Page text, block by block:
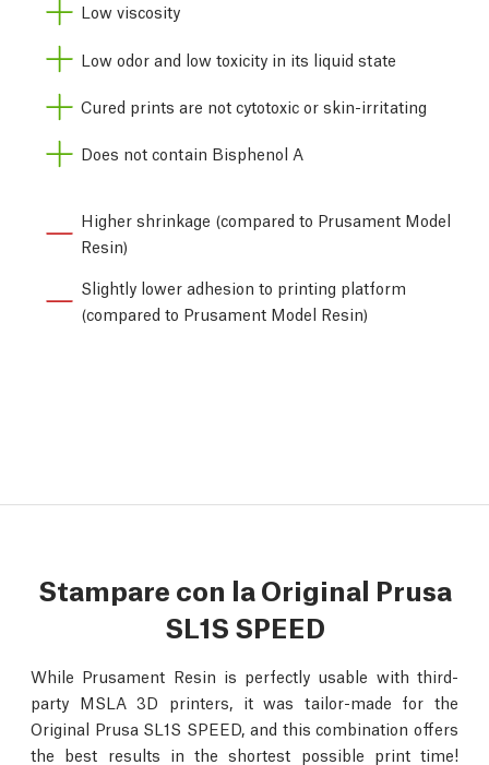
Low viscosity
Low odor and low toxicity in its liquid state
Cured prints are not cytotoxic or skin-irritating
Does not contain Bisphenol A
Higher shrinkage (compared to Prusament Model
Resin)
Slightly lower adhesion to printing platform
(compared to Prusament Model Resin)
Stampare con la Original Prusa
SL1S SPEED
While Prusament Resin is perfectly usable with third-
party MSLA 3D printers, it was tailor-made for the
Original Prusa SL1S SPEED, and this combination offers
the best results in the shortest possible print time!